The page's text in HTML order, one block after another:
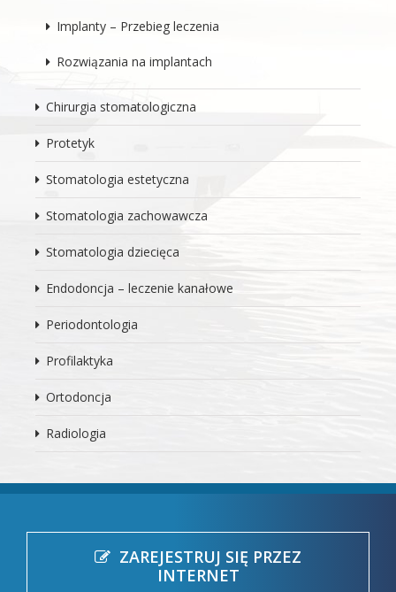
Implanty – Przebieg leczenia
Rozwiązania na implantach
Chirurgia stomatologiczna
Protetyk
Stomatologia estetyczna
Stomatologia zachowawcza
Stomatologia dziecięca
Endodoncja – leczenie kanałowe
Periodontologia
Profilaktyka
Ortodoncja
Radiologia
ZAREJESTRUJ SIĘ PRZEZ
INTERNET